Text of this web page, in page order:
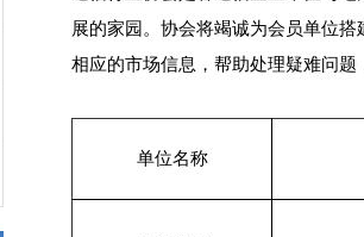
展的家园。协会将竭诚为会员单位
相应的市场信息，帮助处理疑难问题
单位名称